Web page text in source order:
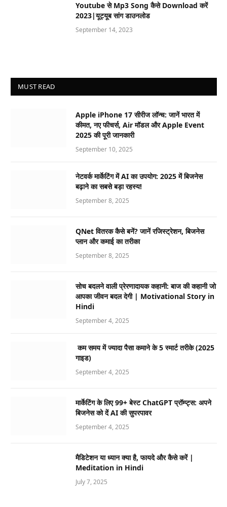
Youtube से Mp3 Song कैसे Download करें
2023|यूट्यूब सांग डाउनलोड
September 14, 2023
MUST READ
Apple iPhone 17 सीरीज लॉन्च: जानें भारत में
कीमत, नए फीचर्स, Air मॉडल और Apple Event
2025 की पूरी जानकारी
September 10, 2025
नेटवर्क मार्केटिंग में AI का उपयोग: 2025 में बिजनेस
बढ़ाने का सबसे बड़ा रहस्य!
September 8, 2025
QNet वितरक कैसे बनें? जानें रजिस्ट्रेशन, बिजनेस
प्लान और कमाई का तरीका
September 8, 2025
सोच बदलने वाली प्रेरणादायक कहानी: बाज की कहानी जो
आपका जीवन बदल देगी | Motivational Story in
Hindi
September 4, 2025
कम समय में ज्यादा पैसा कमाने के 5 स्मार्ट तरीके (2025
गाइड)
September 4, 2025
मार्केटिंग के लिए 99+ बेस्ट ChatGPT प्रॉम्प्ट्स: अपने
बिजनेस को दें AI की सुपरपावर
September 4, 2025
मैडिटेशन या ध्यान क्या है, फायदे और कैसे करें |
Meditation in Hindi
July 7, 2025